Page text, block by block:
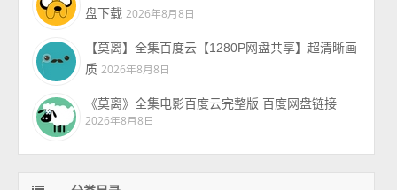
盘下载 2026年8月8日
【莫离】全集百度云【1280P网盘共享】超清晰画
质 2026年8月8日
《莫离》全集电影百度云完整版 百度网盘链接
2026年8月8日